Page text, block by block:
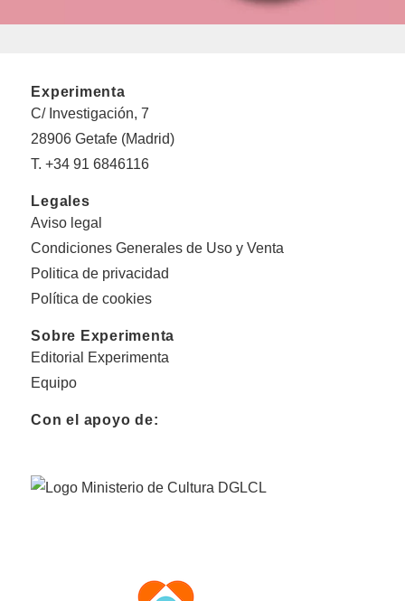
Experimenta
C/ Investigación, 7
28906 Getafe (Madrid)
T. +34 91 6846116
Legales
Aviso legal
Condiciones Generales de Uso y Venta
Politica de privacidad
Política de cookies
Sobre Experimenta
Editorial Experimenta
Equipo
Con el apoyo de: